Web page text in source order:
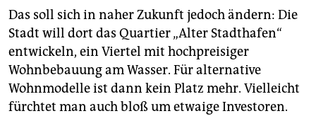
Das soll sich in naher Zukunft jedoch ändern: Die
Stadt will dort das Quartier „Alter Stadthafen“
entwickeln, ein Viertel mit hochpreisiger
Wohnbebauung am Wasser. Für alternative
Wohnmodelle ist dann kein Platz mehr. Vielleicht
fürchtet man auch bloß um etwaige Investoren.